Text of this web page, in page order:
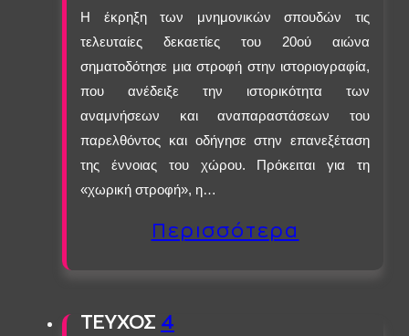
Η έκρηξη των μνημονικών σπουδών τις
τελευταίες δεκαετίες του 20ού αιώνα
σηματοδότησε μια στροφή στην ιστοριογραφία,
που ανέδειξε την ιστορικότητα των
αναμνήσεων και αναπαραστάσεων του
παρελθόντος και οδήγησε στην επανεξέταση
της έννοιας του χώρου. Πρόκειται για τη
«χωρική στροφή», η…
Περισσότερα
ΤΕΥΧΟΣ 4